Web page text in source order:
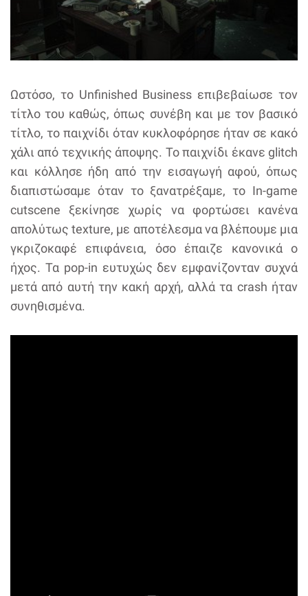
Ωστόσο, το Unfinished Business επιβεβαίωσε τον
τίτλο του καθώς, όπως συνέβη και με τον βασικό
τίτλο, το παιχνίδι όταν κυκλοφόρησε ήταν σε κακό
χάλι από τεχνικής άποψης. Το παιχνίδι έκανε glitch
και κόλλησε ήδη από την εισαγωγή αφού, όπως
διαπιστώσαμε όταν το ξανατρέξαμε, το In-game
cutscene ξεκίνησε χωρίς να φορτώσει κανένα
απολύτως texture, με αποτέλεσμα να βλέπουμε μια
γκριζοκαφέ επιφάνεια, όσο έπαιζε κανονικά ο
ήχος. Τα pop-in ευτυχώς δεν εμφανίζονταν συχνά
μετά από αυτή την κακή αρχή, αλλά τα crash ήταν
συνηθισμένα.